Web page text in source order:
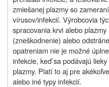
zmiešanej plazmy so
vírusov/infekcií. Výrobcovia
spracovania krvi alebo
(zneškodnenie) alebo
opatreniam nie je možné
infekcie, keď sa podávajú
plazmy. Platí to aj pre
alebo iné typy infekcií.